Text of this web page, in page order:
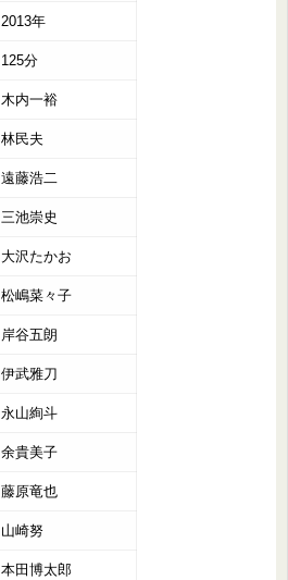
2013年
125分
木内一裕
林民夫
遠藤浩二
三池崇史
大沢たかお
松嶋菜々子
岸谷五朗
伊武雅刀
永山絢斗
余貴美子
藤原竜也
山崎努
本田博太郎